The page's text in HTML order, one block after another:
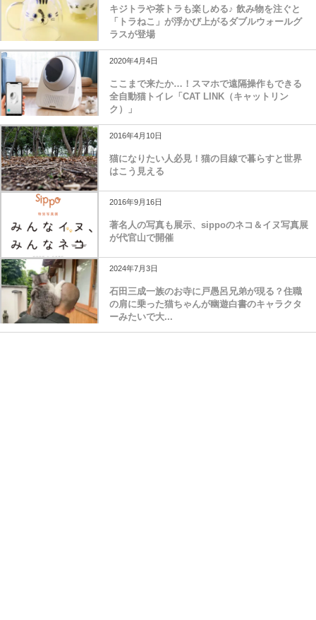
キジトラや茶トラも楽しめる♪ 飲み物を注ぐと
「トラねこ」が浮かび上がるダブルウォールグ
ラスが登場
2020年4月4日
ここまで来たか…！スマホで遠隔操作もできる
全自動猫トイレ「CAT LINK（キャットリン
ク）」
2016年4月10日
猫になりたい人必見！猫の目線で暮らすと世界
はこう見える
2016年9月16日
著名人の写真も展示、sippoのネコ＆イヌ写真展
が代官山で開催
2024年7月3日
石田三成一族のお寺に戸愚呂兄弟が現る？住職
の肩に乗った猫ちゃんが幽遊白書のキャラクタ
ーみたいで大...